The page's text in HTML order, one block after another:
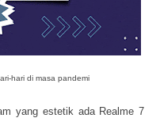
hari di masa pandemi
yang estetik ada Realme 7